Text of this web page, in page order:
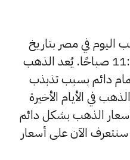
اليوم في مصر بتاريخ
الخميس 2 أبريل الساعة 11:15 صباحًا. يُعد الذهب
دائم بسبب تذبذب
في الأيام الأخيرة
365 بتغطية أسعار الذهب بشكل دائم
سنتعرف الآن على أسعار